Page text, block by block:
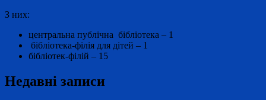
З них:
центральна публічна бібліотека – 1
бібліотека-філія для дітей – 1
бібліотек-філій – 15
Недавні записи